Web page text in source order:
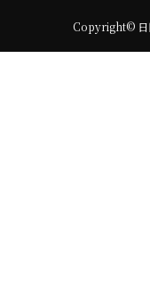
Copyright© 日